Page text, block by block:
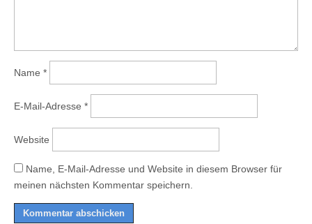
Name *
E-Mail-Adresse *
Website
Name, E-Mail-Adresse und Website in diesem Browser für
meinen nächsten Kommentar speichern.